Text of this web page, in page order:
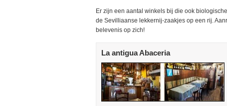
Er zijn een aantal winkels bij die ook
de Sevilliaanse lekkernij-zaakjes op een rij.
belevenis op zich!
La antigua Abaceria